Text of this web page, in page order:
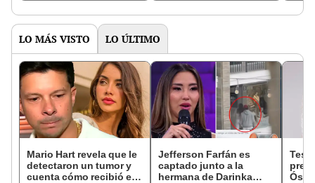
LO MÁS VISTO LO ÚLTIMO
Mario Hart revela que le
detectaron un tumor y
cuenta cómo recibió el
Jefferson Farfán es
captado junto a la
hermana de Darinka